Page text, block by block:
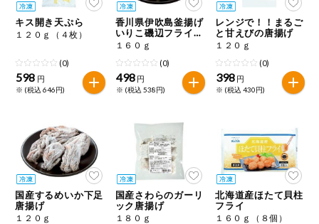
組合員さんの
リクエスト
け
オーガニック
ベビー・キッ
ズ関連
サプリメン
ト・栄養補助
食品
アレルゲン対
応
キス開き天ぷら
１２０ｇ（４枚）
(0)
598 円
※ (税込 646円)
香川県伊吹島釜揚げ
いりこ磯辺フライ
スジ青のり使用
１６０ｇ
(0)
498 円
※ (税込 538円)
レンジで！！まるご
と甘えびの唐揚げ
１２０ｇ
(0)
398 円
※ (税込 430円)
国産するめいか下足
唐揚げ
１２０ｇ
国産さわらのガーリ
ック唐揚げ
１８０ｇ
北海道産ほたて貝柱
フライ
１６０ｇ（８個）